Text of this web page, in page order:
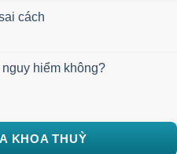
cách
hiểm không?
KHOA THUỲ